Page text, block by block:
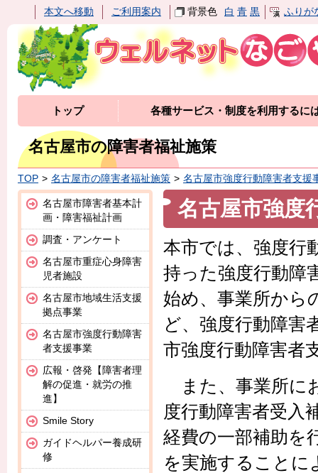
本文へ移動 ご利用案内 背景色 白 青 黒 ふりが
トップ 各種サービス・制度を利用するに
名古屋市の障害者福祉施策
TOP 名古屋市の障害者福祉施策 名古屋市強度行動障害者支援
名古屋市強度
本市では、強度行
持った強度行動障
始め、事業所から
ど、強度行動障害
市強度行動障害者
また、事業所に
度行動障害者受入
経費の一部補助を
を実施することに
名古屋市障害者基本計
画・障害福祉計画
調査・アンケート
名古屋市重症心身障害
児者施設
名古屋市地域生活支援
拠点事業
名古屋市強度行動障害
者支援事業
広報・啓発【障害者理
解の促進・就労の推
進】
Smile Story
ガイドヘルパー養成研
修